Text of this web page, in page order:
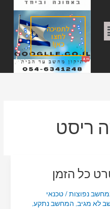
לתמיכה
לחצו
כאן!
ריסט
כל הזמן
נפוצות/טכנאי
לא מגיב, המחשב נתקע,